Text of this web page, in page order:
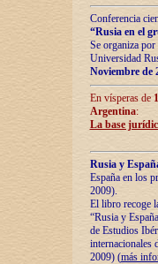
Conferencia
“Rusia en el
Se organiza
Universidad
Noviembre de
En vísperas de
Argentina:
La base
Rusia y
España en los
2009).
El libro recoge
“Rusia y
de Estudios
internacionales
2009) (más